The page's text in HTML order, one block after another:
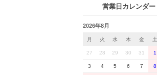
営業日カレンダー
2026年8月
月 火 水 木 金 土
27 28 29 30 31 1
3 4 5 6 7 8